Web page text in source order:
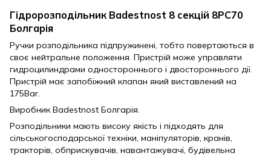
Гідророзподільник Badestnost 8 секцій 8PC70
Болгарія
Ручки розподільника підпружинені, тобто повертаються в
своє нейтральне положення. Пристрій може управляти
гидроцилиндрами одностороннього і двостороннього дії.
Пристрій має запобіжний клапан який виставлений на
175Bar.
Виробник Badestnost Болгарія.
Розподільники мають високу якість і підходять для
сільськогосподарської техніки, маніпуляторів, кранів,
тракторів, обприскувачів, навантажувачі, будівельна